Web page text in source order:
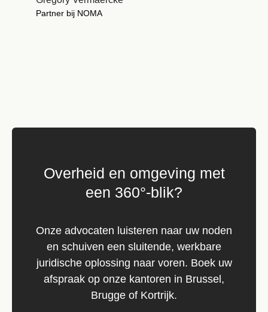
Partner bij NOMA
Overheid en omgeving met
een 360°-blik?
Onze advocaten luisteren naar uw noden
en schuiven een sluitende, werkbare
juridische oplossing naar voren. Boek uw
afspraak op onze kantoren in Brussel,
Brugge of Kortrijk.